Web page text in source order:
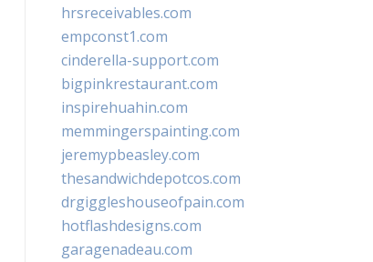
hrsreceivables.com
empconst1.com
cinderella-support.com
bigpinkrestaurant.com
inspirehuahin.com
memmingerspainting.com
jeremypbeasley.com
thesandwichdepotcos.com
drgiggleshouseofpain.com
hotflashdesigns.com
garagenadeau.com